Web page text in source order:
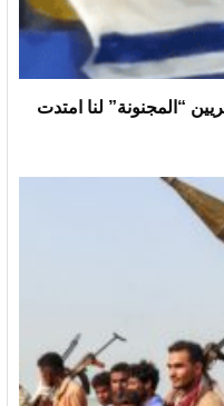
“المجنونة” لنا امتدت